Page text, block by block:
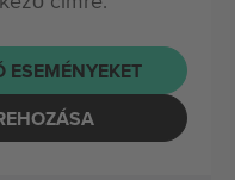
ESEMÉNYEKET